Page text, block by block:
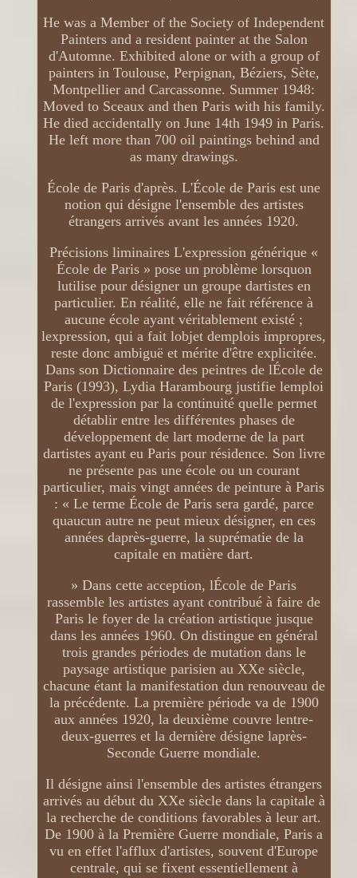
He was a Member of the Society of Independent
Painters and a resident painter at the Salon
d'Automne. Exhibited alone or with a group of
painters in Toulouse, Perpignan, Béziers, Sète,
Montpellier and Carcassonne. Summer 1948:
Moved to Sceaux and then Paris with his family.
He died accidentally on June 14th 1949 in Paris.
He left more than 700 oil paintings behind and
as many drawings.
École de Paris d'après. L'École de Paris est une
notion qui désigne l'ensemble des artistes
étrangers arrivés avant les années 1920.
Précisions liminaires L'expression générique «
École de Paris » pose un problème lorsquon
lutilise pour désigner un groupe dartistes en
particulier. En réalité, elle ne fait référence à
aucune école ayant véritablement existé ;
lexpression, qui a fait lobjet demplois impropres,
reste donc ambiguë et mérite d'être explicitée.
Dans son Dictionnaire des peintres de lÉcole de
Paris (1993), Lydia Harambourg justifie lemploi
de l'expression par la continuité quelle permet
détablir entre les différentes phases de
développement de lart moderne de la part
dartistes ayant eu Paris pour résidence. Son livre
ne présente pas une école ou un courant
particulier, mais vingt années de peinture à Paris
: « Le terme École de Paris sera gardé, parce
quaucun autre ne peut mieux désigner, en ces
années daprès-guerre, la suprématie de la
capitale en matière dart.
» Dans cette acception, lÉcole de Paris
rassemble les artistes ayant contribué à faire de
Paris le foyer de la création artistique jusque
dans les années 1960. On distingue en général
trois grandes périodes de mutation dans le
paysage artistique parisien au XXe siècle,
chacune étant la manifestation dun renouveau de
la précédente. La première période va de 1900
aux années 1920, la deuxième couvre lentre-
deux-guerres et la dernière désigne laprès-
Seconde Guerre mondiale.
Il désigne ainsi l'ensemble des artistes étrangers
arrivés au début du XXe siècle dans la capitale à
la recherche de conditions favorables à leur art.
De 1900 à la Première Guerre mondiale, Paris a
vu en effet l'afflux d'artistes, souvent d'Europe
centrale, qui se fixent essentiellement à